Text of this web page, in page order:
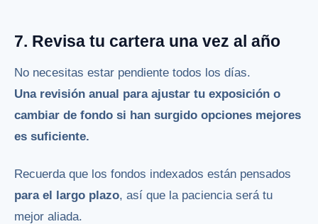
7. Revisa tu cartera una vez al año
No necesitas estar pendiente todos los días.
Una revisión anual para ajustar tu exposición o
cambiar de fondo si han surgido opciones mejores
es suficiente.
Recuerda que los fondos indexados están pensados
para el largo plazo, así que la paciencia será tu
mejor aliada.